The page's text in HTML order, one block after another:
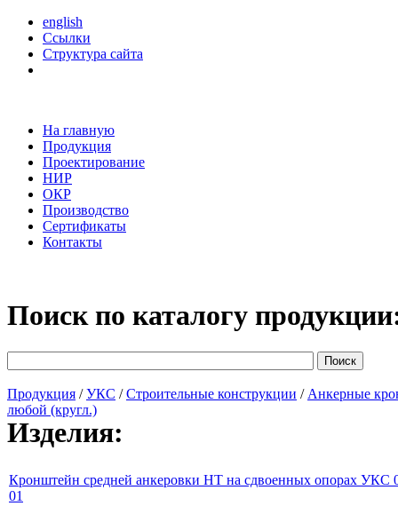
english
Ссылки
Структура сайта
На главную
Продукция
Проектирование
НИР
ОКР
Производство
Сертификаты
Контакты
Поиск по каталогу
Продукция /УКС /Строительные конструкции / Анкерные
любой (кругл.)
Изделия:
Кронштейн средней анкеровки НТ на сдвоенных опорах УКС
01